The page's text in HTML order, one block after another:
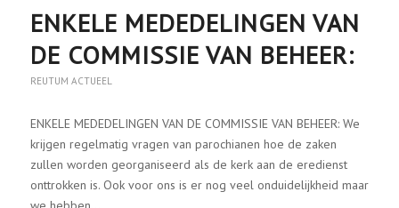
ENKELE MEDEDELINGEN VAN
DE COMMISSIE VAN BEHEER:
REUTUM ACTUEEL
ENKELE MEDEDELINGEN VAN DE COMMISSIE VAN BEHEER: We
krijgen regelmatig vragen van parochianen hoe de zaken
zullen worden georganiseerd als de kerk aan de eredienst
onttrokken is. Ook voor ons is er nog veel onduidelijkheid maar